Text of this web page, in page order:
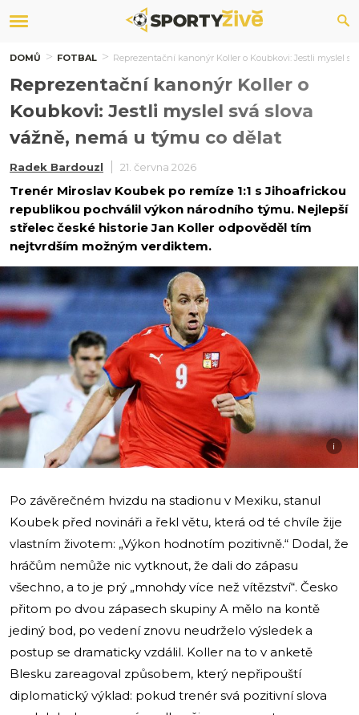
DOMŮ FOTBAL Reprezentační kanonýr Koller o Koubkovi: Jestli myslel
Reprezentační kanonýr Koller o
Koubkovi: Jestli myslel svá slova
vážně, nemá u týmu co dělat
Radek Bardouzl 21. června 2026
Trenér Miroslav Koubek po remíze 1:1 s Jihoafrickou
republikou pochválil výkon národního týmu. Nejlepší
střelec české historie Jan Koller odpověděl tím
nejtvrdším možným verdiktem.
i
Po závěrečném hvizdu na stadionu v Mexiku, stanul
Koubek před novináři a řekl větu, která od té chvíle žije
vlastním životem: „Výkon hodnotím pozitivně.“ Dodal, že
hráčům nemůže nic vytknout, že dali do zápasu
všechno, a to je prý „mnohdy více než vítězství“. Česko
přitom po dvou zápasech skupiny A mělo na kontě
jediný bod, po vedení znovu neudrželo výsledek a
postup se dramaticky vzdálil. Koller na to v anketě
Blesku zareagoval způsobem, který nepřipouští
diplomatický výklad: pokud trenér svá pozitivní slova